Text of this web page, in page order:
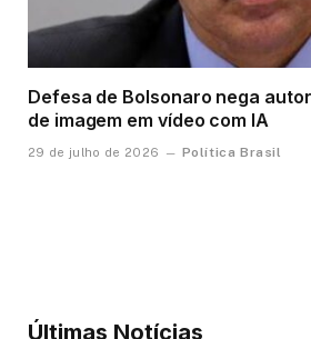
Defesa de Bolsonaro nega
de imagem em vídeo com IA
29 de julho de 2026 Política Brasil
Últimas Notícias